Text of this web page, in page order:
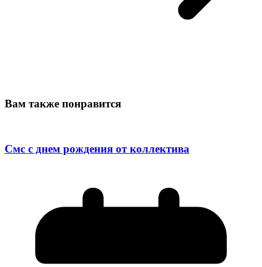
Вам также понравится
Смс с днем рождения от коллектива